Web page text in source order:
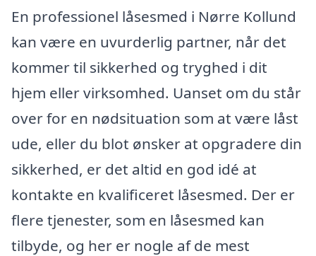
En professionel låsesmed i Nørre Kollund
kan være en uvurderlig partner, når det
kommer til sikkerhed og tryghed i dit
hjem eller virksomhed. Uanset om du står
over for en nødsituation som at være låst
ude, eller du blot ønsker at opgradere din
sikkerhed, er det altid en god idé at
kontakte en kvalificeret låsesmed. Der er
flere tjenester, som en låsesmed kan
tilbyde, og her er nogle af de mest